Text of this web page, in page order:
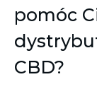
pomóc
CBD?